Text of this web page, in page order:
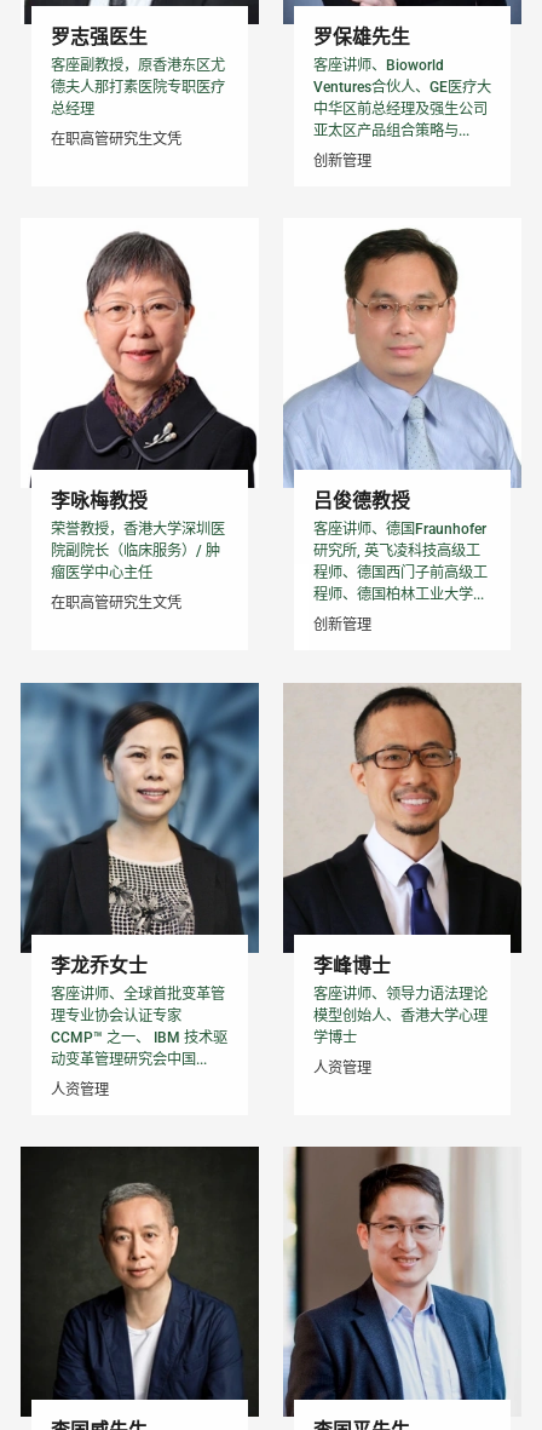
罗志强医生
客座副教授，原香港东区尤
德夫人那打素医院专职医疗
总经理
在职高管研究生文凭
罗保雄先生
客座讲师、Bioworld
Ventures合伙人、GE医疗大
中华区前总经理及强生公司
亚太区产品组合策略与...
创新管理
李咏梅教授
荣誉教授，香港大学深圳医
院副院长（临床服务）/ 肿
瘤医学中心主任
在职高管研究生文凭
吕俊德教授
客座讲师、德国Fraunhofer
研究所, 英飞凌科技高级工
程师、德国西门子前高级工
程师、德国柏林工业大学...
创新管理
李龙乔女士
客座讲师、全球⾸批变⾰管
理专业协会认证专家
CCMP™ 之⼀、 IBM 技术驱
动变⾰管理研究会中国...
人资管理
李峰博士
客座讲师、领导力语法理论
模型创始人、香港大学心理
学博士
人资管理